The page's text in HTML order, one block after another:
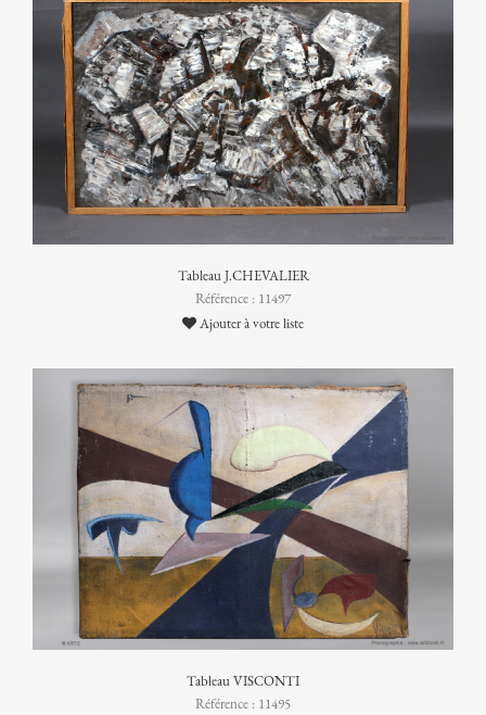
Tableau J.CHEVALIER
Référence : 11497
Ajouter à votre liste
Tableau VISCONTI
Référence : 11495